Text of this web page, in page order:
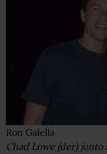
Ron Galella
Chad Lowe (der) junto